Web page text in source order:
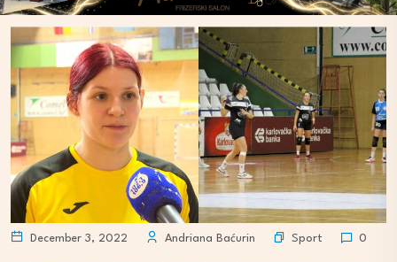
December 3, 2022 Andriana Baćurin Sport 0